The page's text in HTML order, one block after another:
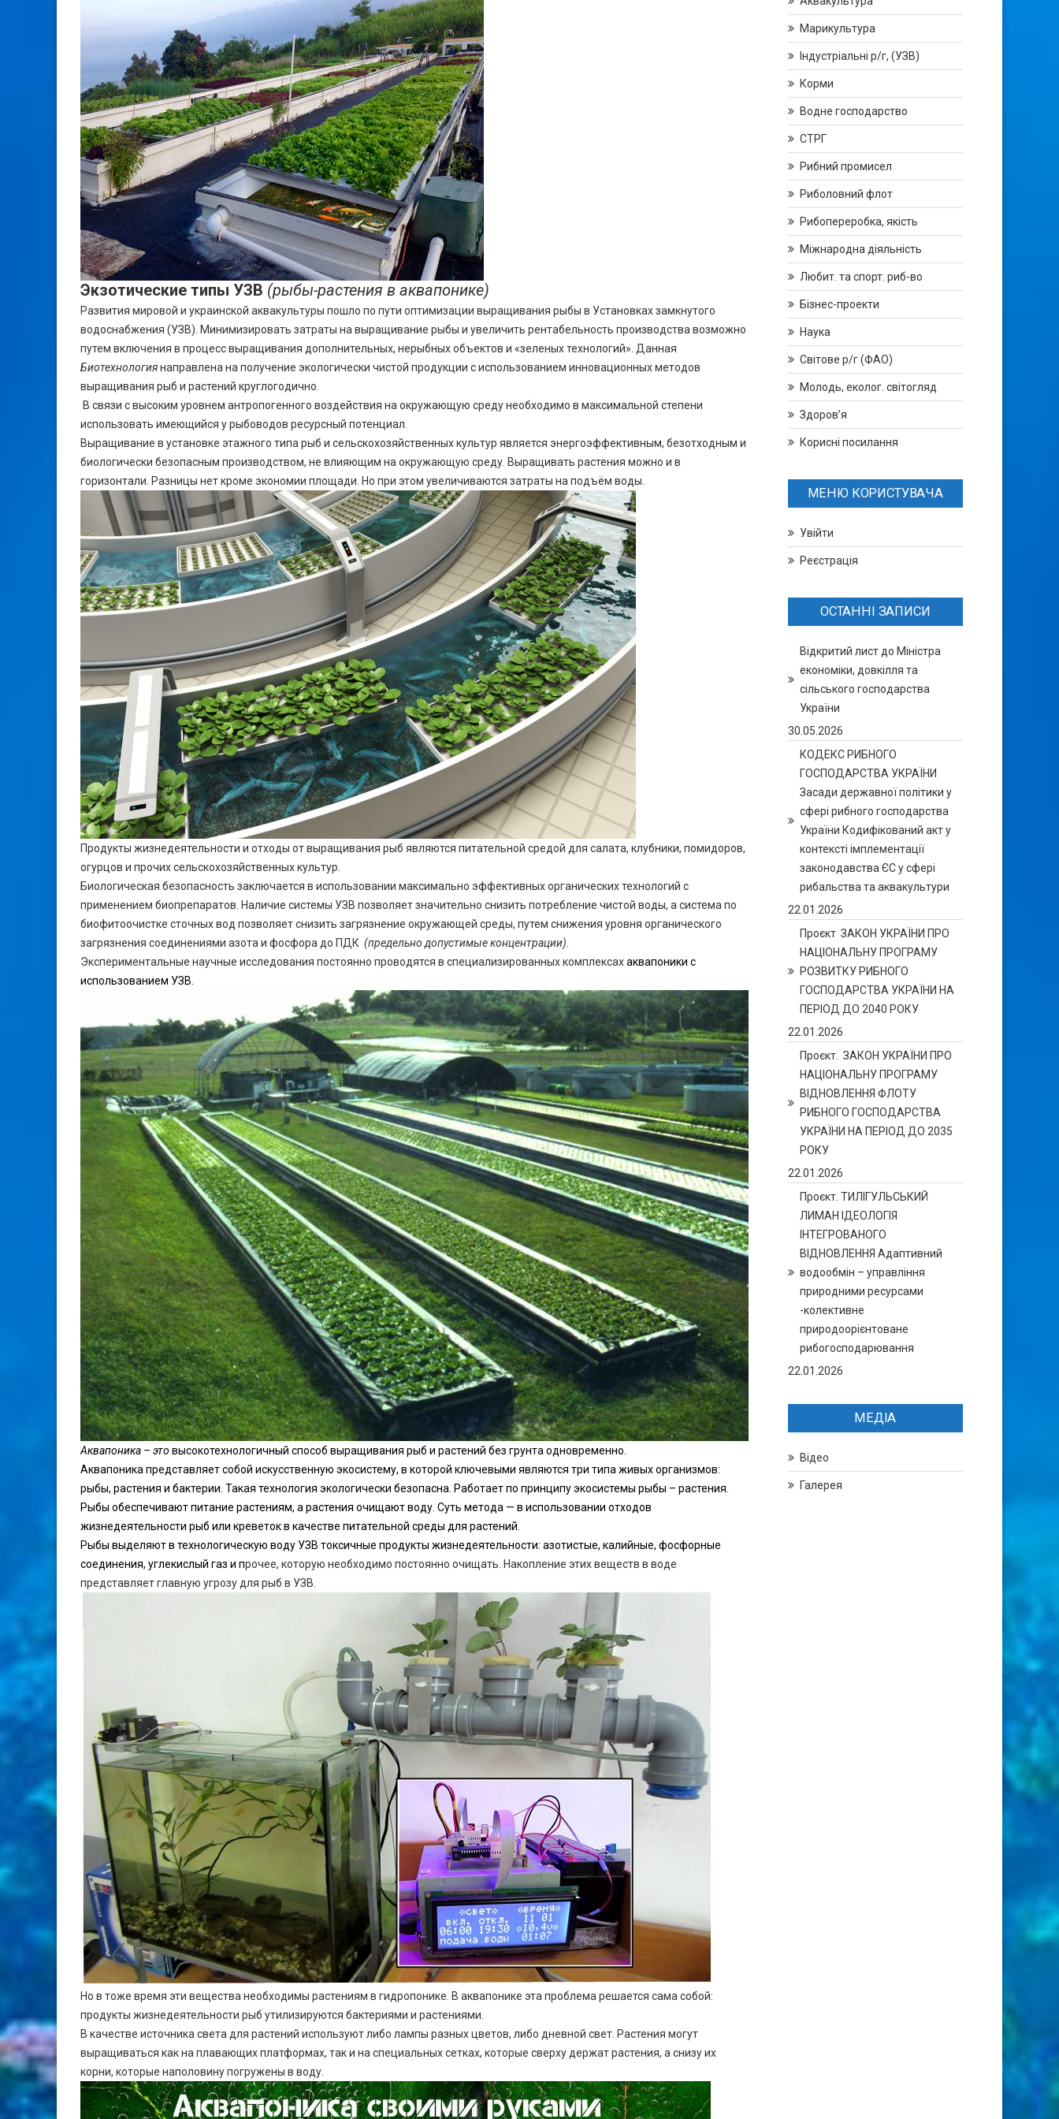
Экзотические типы УЗВ (рыбы-растения в аквапонике)
Развития мировой и украинской аквакультуры пошло по пути оптимизации выращивания рыбы в Установках замкнутого
водоснабжения (УЗВ). Минимизировать затраты на выращивание рыбы и увеличить рентабельность производства возможно
путем включения в процесс выращивания дополнительных, нерыбных объектов и «зеленых технологий». Данная
Биотехнологиянаправлена на получение экологически чистой продукции с использованием инновационных методов
выращивания рыб и растений круглогодично.
В связи с высоким уровнем антропогенного воздействия на окружающую среду необходимо в максимальной степени
использовать имеющийся у рыбоводов ресурсный потенциал.
Выращивание в установке этажного типа рыб и сельскохозяйственных культур является энергоэффективным, безотходным и
биологически безопасным производством, не влияющим на окружающую среду. Выращивать растения можно и в
горизонтали. Разницы нет кроме экономии площади. Но при этом увеличиваются затраты на подъём воды.
Продукты жизнедеятельности и отходы от выращивания рыб являются питательной средой для салата, клубники, помидоров,
огурцов и прочих сельскохозяйственных культур.
Биологическая безопасность заключается в использовании максимально эффективных органических технологий с
применением биопрепаратов. Наличие системы УЗВ позволяет значительно снизить потребление чистой воды, а система по
биофитоочистке сточных вод позволяет снизить загрязнение окружающей среды, путем снижения уровня органического
загрязнения соединениями азота и фосфора до ПДК (предельно допустимые концентрации).
Экспериментальные научные исследования постоянно проводятся в специализированных комплексахаквапоники с
использованием УЗВ.
Аквапоника – это высокотехнологичный способ выращивания рыб и растений без грунта одновременно.
Аквапоника представляет собой искусственную экосистему, в которой ключевыми являются три типа живых организмов:
рыбы, растения и бактерии . Такая технология экологически безопасна. Работает по принципу экосистемы рыбы – растения.
Рыбы обеспечивают питание растениям, а растения очищают воду. Суть метода — в использовании отходов
жизнедеятельности рыб или креветок в качестве питательной среды для растений.
Рыбы выделяют в технологическую воду УЗВ токсичные продукты жизнедеятельности: азотистые, калийные, фосфорные
соединения, углекислый газ и прочее, которую необходимо постоянно очищать. Накопление этих веществ в воде
представляет главную угрозу для рыб в УЗВ.
Но в тоже время эти вещества необходимы растениям в гидропонике. В аквапонике эта проблема решается сама собой:
продукты жизнедеятельности рыб утилизируются бактериями и растениями.
В качестве источника света для растений используют либо лампы разных цветов, либо дневной свет. Растения могут
выращиваться как на плавающих платформах, так и на специальных сетках, которые сверху держат растения, а снизу их
корни, которые наполовину погружены в воду.
Марикультура
Індустріальні р/г, (УЗВ)
Корми
Водне господарство
СТРГ
Рибний промисел
Риболовний флот
Рибопереробка, якість
Міжнародна діяльність
Любит. та спорт. риб-во
Бізнес-проекти
Наука
Світове р/г (ФАО)
Молодь, еколог. світогляд
Здоров’я
Корисні посилання
МЕНЮ КОРИСТУВАЧА
Увійти
Реєстрація
ОСТАННІ ЗАПИСИ
Відкритий лист до Міністра
економіки, довкілля та
сільського господарства
України
30.05.2026
КОДЕКС РИБНОГО
ГОСПОДАРСТВА УКРАЇНИ
Засади державної політики у
сфері рибного господарства
України Кодифікований акт у
контексті імплементації
законодавства ЄС у сфері
рибальства та аквакультури
22.01.2026
Проєкт ЗАКОН УКРАЇНИ ПРО
НАЦІОНАЛЬНУ ПРОГРАМУ
РОЗВИТКУ РИБНОГО
ГОСПОДАРСТВА УКРАЇНИ НА
ПЕРІОД ДО 2040 РОКУ
22.01.2026
Проєкт. ЗАКОН УКРАЇНИ ПРО
НАЦІОНАЛЬНУ ПРОГРАМУ
ВІДНОВЛЕННЯ ФЛОТУ
РИБНОГО ГОСПОДАРСТВА
УКРАЇНИ НА ПЕРІОД ДО 2035
РОКУ
22.01.2026
Проєкт. ТИЛІГУЛЬСЬКИЙ
ЛИМАН ІДЕОЛОГІЯ
ІНТЕГРОВАНОГО
ВІДНОВЛЕННЯ Адаптивний
водообмін – управління
природними ресурсами
-колективне
природоорієнтоване
рибогосподарювання
22.01.2026
МЕДІА
Відео
Галерея